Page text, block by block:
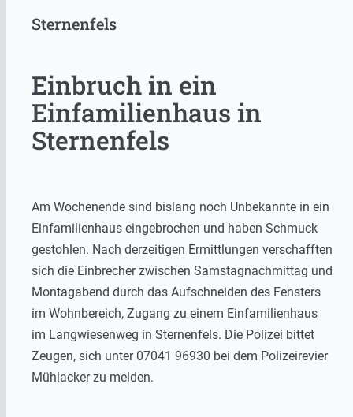
Sternenfels
Einbruch in ein
Einfamilienhaus in
Sternenfels
Am Wochenende sind bislang noch Unbekannte in ein
Einfamilienhaus eingebrochen und haben Schmuck
gestohlen. Nach derzeitigen Ermittlungen verschafften
sich die Einbrecher zwischen Samstagnachmittag und
Montagabend durch das Aufschneiden des Fensters
im Wohnbereich, Zugang zu einem Einfamilienhaus
im Langwiesenweg in Sternenfels. Die Polizei bittet
Zeugen, sich unter 07041 96930 bei dem Polizeirevier
Mühlacker zu melden.